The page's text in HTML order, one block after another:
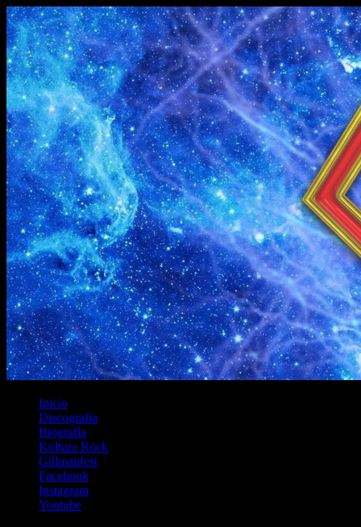
Inicio
Discografía
Biografía
Kultura Rock
Gillmanfest
Facebook
Instagram
Youtube